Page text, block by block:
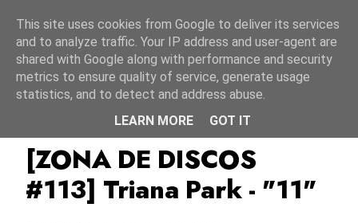
Letónia Novos Lançamentos
[ZONA DE DISCOS
#113] Triana Park - "11"
This site uses cookies from Google to deliver its services
and to analyze traffic. Your IP address and user-agent are
shared with Google along with performance and security
metrics to ensure quality of service, generate usage
statistics, and to detect and address abuse.
LEARN MORE
GOT IT